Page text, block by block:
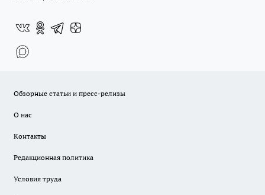
Обзорные статьи и пресс-релизы
О нас
Контакты
Редакционная политика
Условия труда